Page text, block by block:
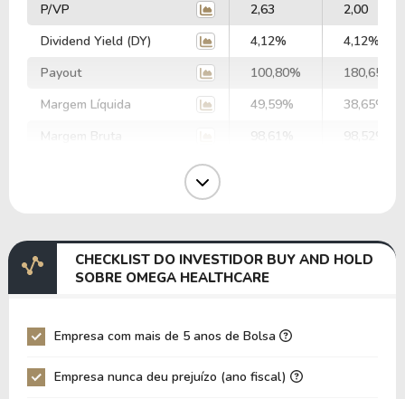
P/VP
2,63
2,00
Dividend Yield (DY)
4,12%
4,12%
Payout
100,80%
180,65%
Margem Líquida
49,59%
38,65%
Margem Bruta
98,61%
98,52%
EV/EBITDA
59,81
69,55
EV/EBIT
P/EBITDA
12,28
P/Ativo
CHECKLIST DO INVESTIDOR BUY AND HOLD
SOBRE OMEGA HEALTHCARE
Empresa com mais de 5 anos de Bolsa
Empresa nunca deu prejuízo (ano fiscal)